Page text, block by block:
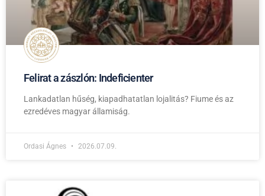
Felirat a zászlón: Indeficienter
Lankadatlan hűség, kiapadhatatlan lojalitás? Fiume és az
ezredéves magyar államiság.
Ordasi Ágnes 2026.07.09.